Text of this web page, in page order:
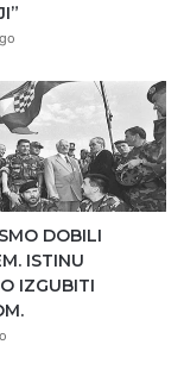
DOBILI
ISTINU
IZGUBITI